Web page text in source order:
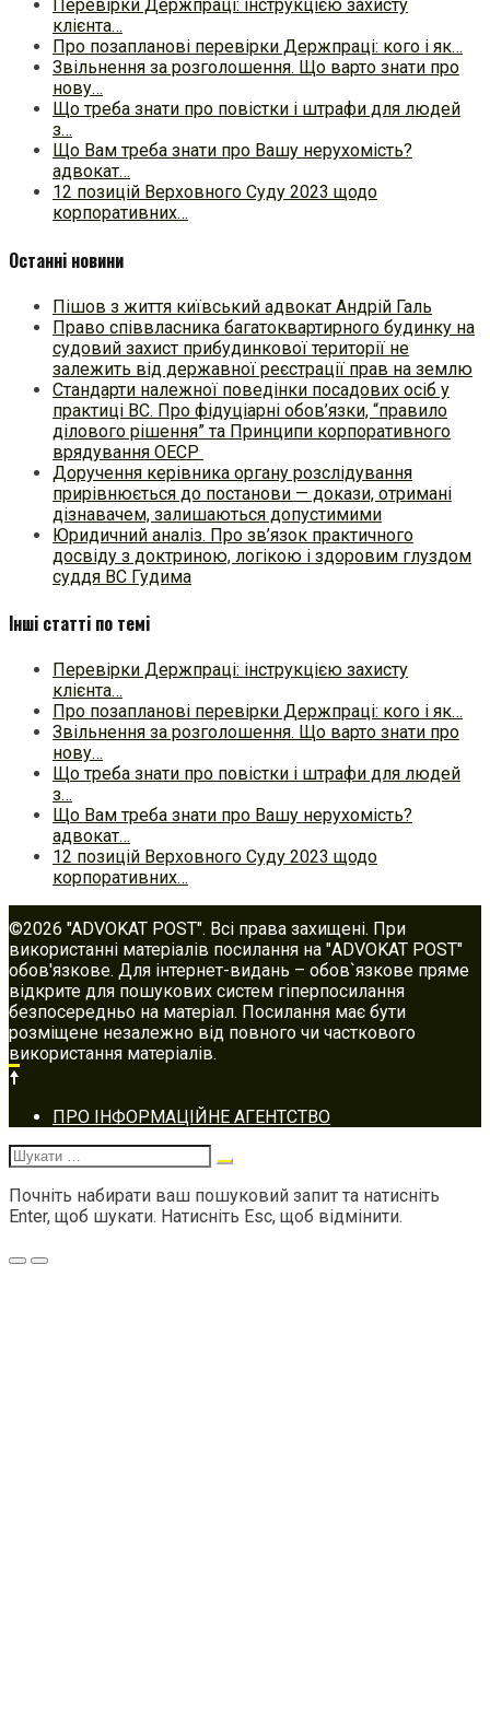
Перевірки Держпраці: інструкцією захисту
клієнта…
Про позапланові перевірки Держпраці: кого і як…
Звільнення за розголошення. Що варто знати про
нову…
Що треба знати про повістки і штрафи для людей
з…
Що Вам треба знати про Вашу нерухомість?
адвокат…
12 позицій Верховного Суду 2023 щодо
корпоративних…
Останні новини
Пішов з життя київський адвокат Андрій Галь
Право співвласника багатоквартирного будинку на
судовий захист прибудинкової території не
залежить від державної реєстрації прав на землю
Стандарти належної поведінки посадових осіб у
практиці ВC. Про фідуціарні обов’язки, “правило
ділового рішення” та Принципи корпоративного
врядування ОЕСР
Доручення керівника органу розслідування
прирівнюється до постанови — докази, отримані
дізнавачем, залишаються допустимими
Юридичний аналіз. Про зв’язок практичного
досвіду з доктриною, логікою і здоровим глуздом
суддя ВС Гудима
Інші статті по темі
Перевірки Держпраці: інструкцією захисту
клієнта…
Про позапланові перевірки Держпраці: кого і як…
Звільнення за розголошення. Що варто знати про
нову…
Що треба знати про повістки і штрафи для людей
з…
Що Вам треба знати про Вашу нерухомість?
адвокат…
12 позицій Верховного Суду 2023 щодо
корпоративних…
©2026 "ADVOKAT POST". Всі права захищені. При
використанні матеріалів посилання на "ADVOKAT POST"
обов'язкове. Для інтернет-видань – обов`язкове пряме
відкрите для пошукових систем гіперпосилання
безпосередньо на матеріал. Посилання має бути
розміщене незалежно від повного чи часткового
використання матеріалів.
Footer
navigation
ПРО ІНФОРМАЦІЙНЕ АГЕНТСТВО
Шукати:
Почніть набирати ваш пошуковий запит та натисніть
Enter, щоб шукати. Натисніть Esc, щоб відмінити.
Меню